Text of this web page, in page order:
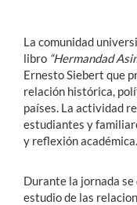
La comunidad
libro “Hermandad
Ernesto Siebert que
relación histórica,
países. La actividad
estudiantes y
y reflexión académica.
Durante la jornada
estudio de las